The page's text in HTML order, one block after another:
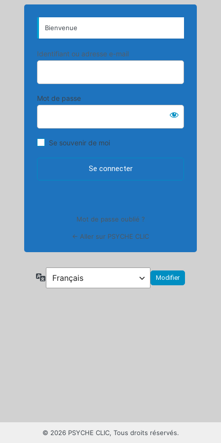
Bienvenue
Identifiant ou adresse e-mail
Mot de passe
Se souvenir de moi
Mot de passe oublié ?
← Aller sur PSYCHE CLIC
Langue
© 2026 PSYCHE CLIC, Tous droits réservés.